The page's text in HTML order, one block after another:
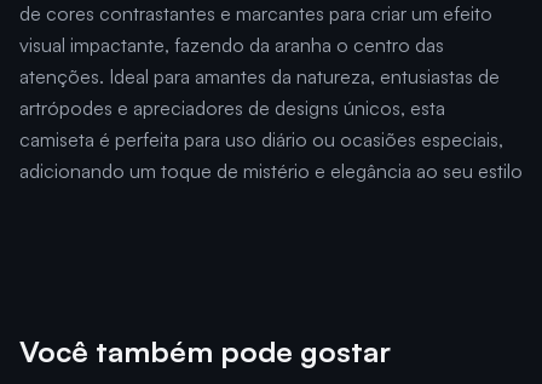
de cores contrastantes e marcantes para criar um efeito
visual impactante, fazendo da aranha o centro das
atenções. Ideal para amantes da natureza, entusiastas de
artrópodes e apreciadores de designs únicos, esta
camiseta é perfeita para uso diário ou ocasiões especiais,
adicionando um toque de mistério e elegância ao seu estilo
Você também pode gostar